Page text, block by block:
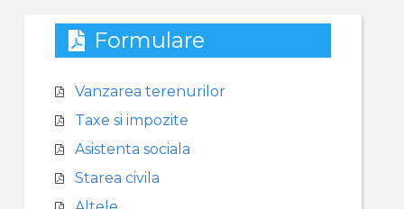
Formulare
Vanzarea terenurilor
Taxe si impozite
Asistenta sociala
Starea civila